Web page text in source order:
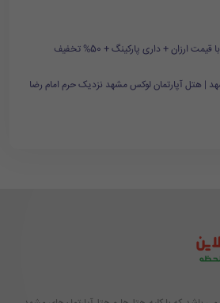
+ داری پارکینگ + 50% تخفیف
| هتل آپارتمان لوکس مشهد نزدیک حرم امام رضا